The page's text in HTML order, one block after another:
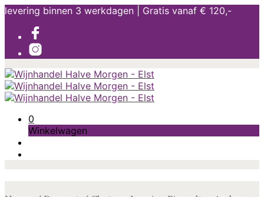
levering binnen 3 werkdagen | Gratis vanaf € 120,-
0
Winkelwagen